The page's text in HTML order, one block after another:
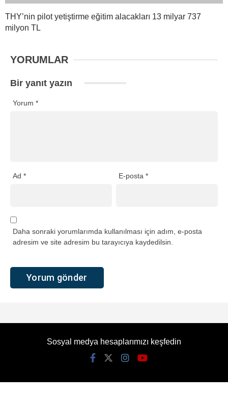
THY’nin pilot yetiştirme eğitim alacakları 13 milyar 737
milyon TL
YORUMLAR
Bir yanıt yazın
Yorum *
Ad * E-posta*
Daha sonraki yorumlarımda kullanılması için adım, e-posta
adresim ve site adresim bu tarayıcıya kaydedilsin.
Sosyal medya hesaplarımızı keşfedin